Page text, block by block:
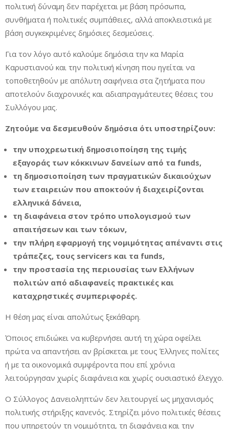
πολιτική δύναμη δεν παρέχεται με βάση πρόσωπα,
συνθήματα ή πολιτικές συμπάθειες, αλλά αποκλειστικά με
βάση συγκεκριμένες δημόσιες δεσμεύσεις.
Για τον λόγο αυτό καλούμε δημόσια την κα Μαρία
Καρυστιανού και την πολιτική κίνηση που ηγείται να
τοποθετηθούν με απόλυτη σαφήνεια στα ζητήματα που
αποτελούν διαχρονικές και αδιαπραγμάτευτες θέσεις του
Συλλόγου μας.
Ζητούμε να δεσμευθούν δημόσια ότι υποστηρίζουν:
την υποχρεωτική δημοσιοποίηση της τιμής
εξαγοράς των κόκκινων δανείων από τα funds,
τη δημοσιοποίηση των πραγματικών δικαιούχων
των εταιρειών που αποκτούν ή διαχειρίζονται
ελληνικά δάνεια,
τη διαφάνεια στον τρόπο υπολογισμού των
απαιτήσεων και των τόκων,
την πλήρη εφαρμογή της νομιμότητας απέναντι στις
τράπεζες, τους servicers και τα funds,
την προστασία της περιουσίας των Ελλήνων
πολιτών από αδιαφανείς πρακτικές και
καταχρηστικές συμπεριφορές.
Η θέση μας είναι απολύτως ξεκάθαρη.
Όποιος επιδιώκει να κυβερνήσει αυτή τη χώρα οφείλει
πρώτα να απαντήσει αν βρίσκεται με τους Έλληνες πολίτες
ή με τα οικονομικά συμφέροντα που επί χρόνια
λειτούργησαν χωρίς διαφάνεια και χωρίς ουσιαστικό έλεγχο.
Ο Σύλλογος Δανειοληπτών δεν λειτουργεί ως μηχανισμός
πολιτικής στήριξης κανενός. Στηρίζει μόνο πολιτικές θέσεις
που υπηρετούν τη νομιμότητα, τη διαφάνεια και την